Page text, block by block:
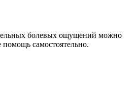
болевых ощущений можно
помощь самостоятельно.